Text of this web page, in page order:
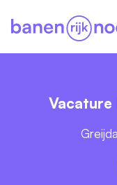
Vacature